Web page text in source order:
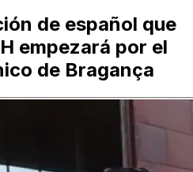
de español que
empezará por el
de Bragança